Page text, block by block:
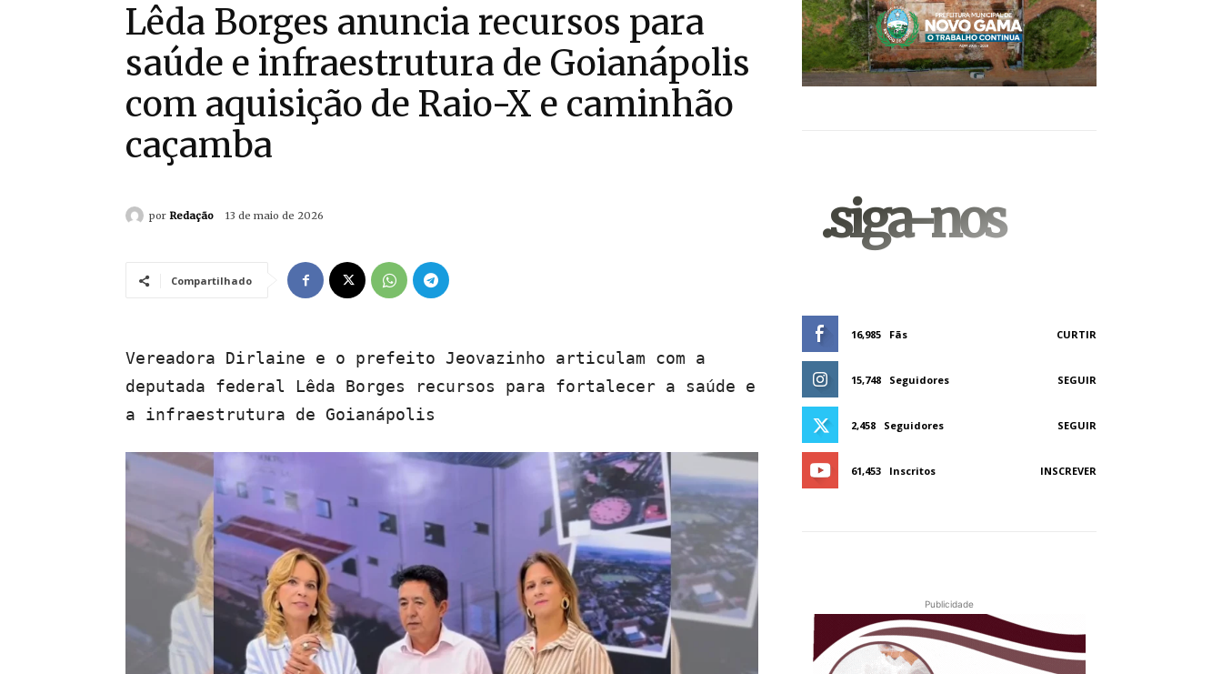
Lêda Borges anuncia recursos para
saúde e infraestrutura de Goianápolis
com aquisição de Raio-X e caminhão
caçamba
por Redação 13 de maio de 2026
Compartilhado
Vereadora Dirlaine e o prefeito Jeovazinho articulam com a
deputada federal Lêda Borges recursos para fortalecer a saúde e
a infraestrutura de Goianápolis
.siga-nos
16,985 Fãs CURTIR
15,748 Seguidores SEGUIR
2,458 Seguidores SEGUIR
61,453 Inscritos INSCREVER
Publicidade